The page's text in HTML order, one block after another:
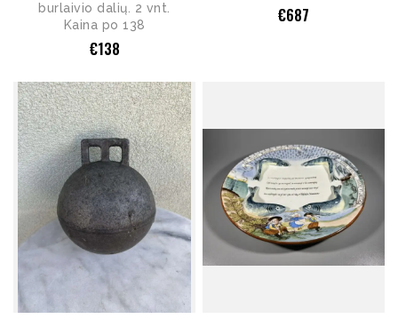
burlaivio dalių. 2 vnt.
Kaina po 138
€138
€687